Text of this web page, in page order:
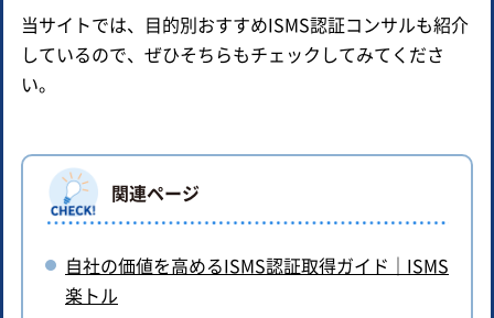
当サイトでは、目的別おすすめISMS認証コンサルも紹介
しているので、ぜひそちらもチェックしてみてくださ
い。
関連ページ
自社の価値を高めるISMS認証取得ガイド｜ISMS
楽トル